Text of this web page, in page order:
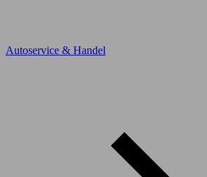
Autoservice & Handel